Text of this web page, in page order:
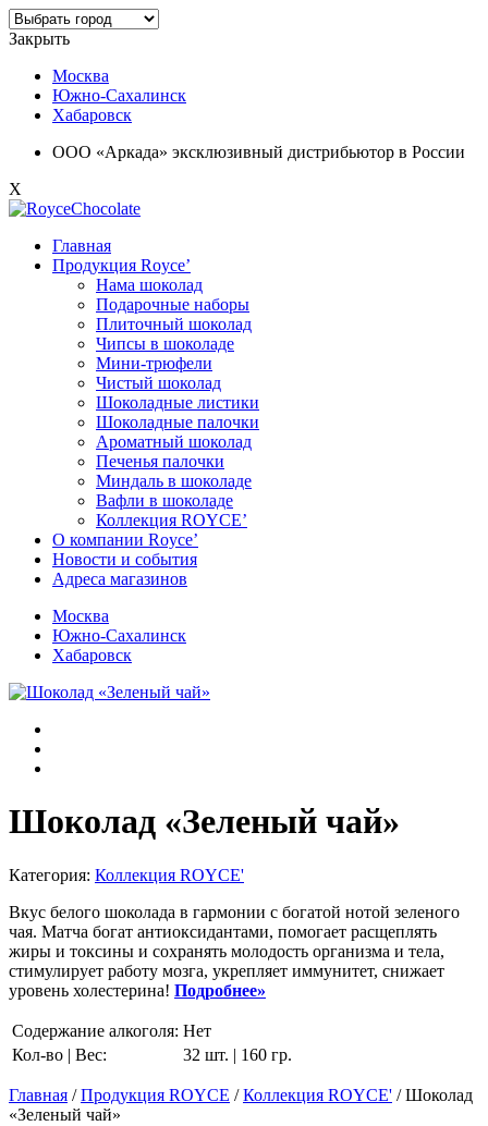
Закрыть
Москва
Южно-Сахалинск
Хабаровск
ООО «Аркада» эксклюзивный дистрибьютор в России
X
Главная
Продукция Royce’
Нама шоколад
Подарочные наборы
Плиточный шоколад
Чипсы в шоколаде
Мини-трюфели
Чистый шоколад
Шоколадные листики
Шоколадные палочки
Ароматный шоколад
Печенья палочки
Миндаль в шоколаде
Вафли в шоколаде
Коллекция ROYCE’
О компании Royce’
Новости и события
Адреса магазинов
Москва
Южно-Сахалинск
Хабаровск
Шоколад «Зеленый чай»
Категория: Коллекция ROYCE'
Вкус белого шоколада в гармонии с богатой нотой зеленого
чая. Матча богат антиоксидантами, помогает расщеплять
жиры и токсины и сохранять молодость организма и тела,
стимулирует работу мозга, укрепляет иммунитет, снижает
уровень холестерина! Подробнее»
Содержание алкоголя: Нет
Кол-во | Вес:
32 шт. | 160 гр.
Главная /Продукция ROYCE /Коллекция ROYCE' / Шоколад
«Зеленый чай»